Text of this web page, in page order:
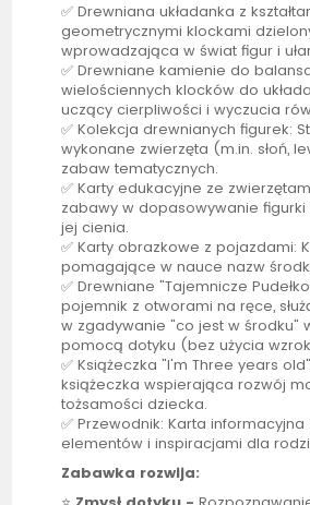
✅ Drewniana układanka z
geometrycznymi klockami
wprowadzająca w świat figur i
✅ Drewniane kamienie do
wielościennych klocków do
uczący cierpliwości i wyczucia
✅ Kolekcja drewnianych figurek:
wykonane zwierzęta (m.in. słoń,
zabaw tematycznych.
✅ Karty edukacyjne ze
zabawy w dopasowywanie figurki
jej cienia.
✅ Karty obrazkowe z pojazdami:
pomagające w nauce nazw
✅ Drewniane "Tajemnicze
pojemnik z otworami na ręce,
w zgadywanie "co jest w środku"
pomocą dotyku (bez użycia
✅ Książeczka "I'm Three years
książeczka wspierająca rozwój
tożsamości dziecka.
✅ Przewodnik: Karta
elementów i inspiracjami dla
Zabawka rozwija: